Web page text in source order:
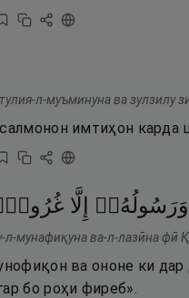
л-муъминуна ва зулзилу
имтиҳон карда
وَرَسُولُهُۥٓ إِلَّا
л-мунафиқуна ва-л-лазӣна фӣ
ва ононе ки
бо роҳи фиреб».